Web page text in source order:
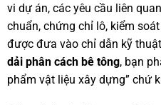
vi dự án, các yêu cầu liên
chuẩn, chứng chỉ lô, kiểm
được đưa vào chỉ dẫn kỹ
dải phân cách bê tông, bạn
phẩm vật liệu xây dựng” chứ